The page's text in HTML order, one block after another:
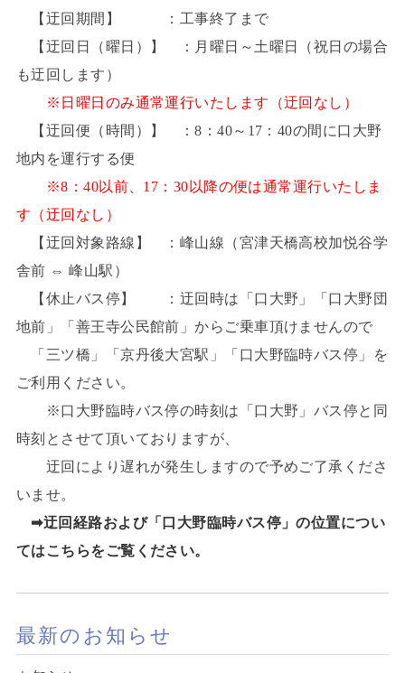
【迂回期間】 ：工事終了まで
【迂回日（曜日）】 ：月曜日～土曜日（祝日の場合
も迂回します）
※日曜日のみ通常運行いたします（迂回なし）
【迂回便（時間）】 ：8：40～17：40の間に口大野
地内を運行する便
※8：40以前、17：30以降の便は通常運行いたしま
す（迂回なし）
【迂回対象路線】 ：峰山線（宮津天橋高校加悦谷学
舎前 ⇔ 峰山駅）
【休止バス停】 ：迂回時は「口大野」「口大野団
地前」「善王寺公民館前」からご乗車頂けませんので
「三ツ橋」「京丹後大宮駅」「口大野臨時バス停」を
ご利用ください。
※口大野臨時バス停の時刻は「口大野」バス停と同
時刻とさせて頂いておりますが、
迂回により遅れが発生しますので予めご了承くださ
いませ。
➡迂回経路および「口大野臨時バス停」の位置につい
てはこちらをご覧ください。
最新のお知らせ